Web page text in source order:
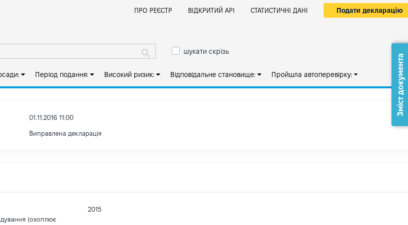
ПРО РЕЄСТР ВІДКРИТИЙ АРІ СТАТИСТИЧНІ ДАНІ Подати декларацію
шукати скрізь
Період подання: Високий ризик: Відповідальне становище: Пройшла автоперевірку:
01.11.2016 11:00
Виправлена декларація
(охоплює
2015
Зміст документа